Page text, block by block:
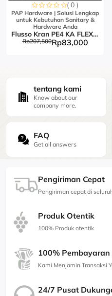
( 0 )
PAP Hardware | Solusi Lengkap
untuk Kebutuhan Sanitary &
Hardware Anda
Flusso Kran PE4 KA FLEX L...
Rp207,500Rp83,000
tentang kami
Know about our
company more.
FAQ
Get all answers
Pengiriman Cepat
Pengiriman cepat di
Produk Otentik
100% Produk otentik
100% Pembayaran
Kami Menjamin Transaksi
24/7 Pusat